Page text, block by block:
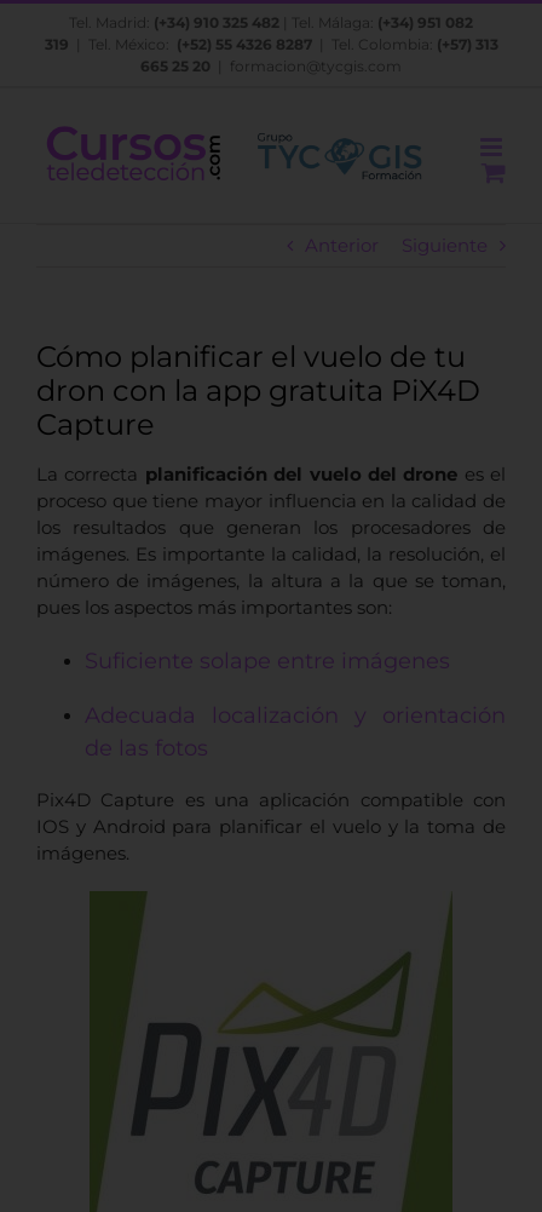
Saltar
Tel. Madrid: (+34) 910 325 482 | Tel. Málaga: (+34) 951 082
319 | Tel. México: (+52) 55 4326 8287| Tel. Colombia: (+57) 313
665 25 20
formacion@tycgis.com
Anterior Siguiente
Cómo planificar el vuelo de tu
dron con la app gratuita PiX4D
Capture
La correcta planificación del vuelo del drone es el
proceso que tiene mayor influencia en la calidad de
los resultados que generan los procesadores de
imágenes. Es importante la calidad, la resolución, el
número de imágenes, la altura a la que se toman,
pues los aspectos más importantes son:
Suficiente solape entre imágenes
Adecuada localización y orientación
de las fotos
Pix4D Capture es una aplicación compatible con
IOS y Android para planificar el vuelo y la toma de
imágenes.